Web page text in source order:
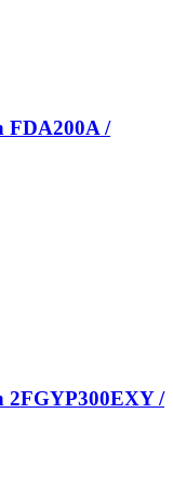
FDA200A /
/